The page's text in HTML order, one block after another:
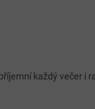
každý večer i